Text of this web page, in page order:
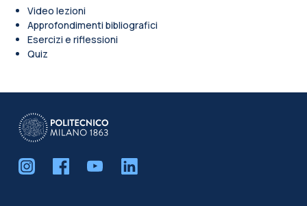
Video lezioni
Approfondimenti bibliografici
Esercizi e riflessioni
Quiz
Blocchi